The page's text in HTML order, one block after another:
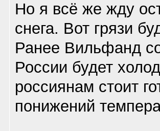
Но я всё же жду
снега. Вот грязи
Ранее Вильфанд
России будет
россиянам стоит
понижений